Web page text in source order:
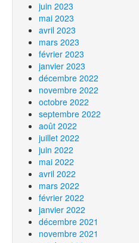
juin 2023
mai 2023
avril 2023
mars 2023
février 2023
janvier 2023
décembre 2022
novembre 2022
octobre 2022
septembre 2022
août 2022
juillet 2022
juin 2022
mai 2022
avril 2022
mars 2022
février 2022
janvier 2022
décembre 2021
novembre 2021